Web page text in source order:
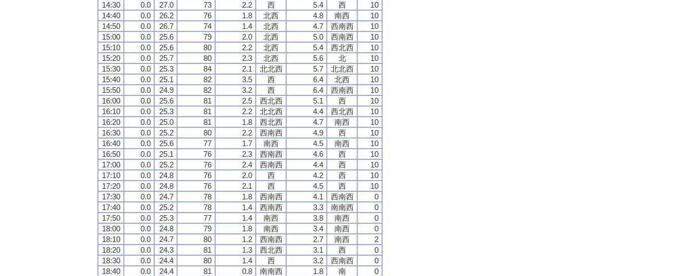
14:30
0.0 27.0 73 2.2 西 5.4 西
10
14:40
0.0 26.2 76 1.8 北西 4.8 南西
10
14:50
0.0 26.7 74 1.4 北西 4.7 西南西
10
15:00
0.0 25.6 79 2.0 北西 5.0 西南西
10
15:10
0.0 25.6 80 2.2 北西 5.4 西北西
10
15:20
0.0 25.7 80 2.3 北西 5.6 北
10
15:30
0.0 25.3 84 2.1 北北西 5.7 北北西
10
15:40
0.0 25.1 82 3.5 西 6.4 北西
10
15:50
0.0 24.9 82 3.2 西 6.4 西南西
10
16:00
0.0 25.6 81 2.5 西北西 5.1 西
10
16:10
0.0 25.3 81 2.2 北北西 4.4 西北西
10
16:20
0.0 25.0 81 1.8 西北西 4.7 南西
10
16:30
0.0 25.2 80 2.2 西南西 4.9 西
10
16:40
0.0 25.6 77 1.7 南西 4.5 南西
10
16:50
0.0 25.1 76 2.3 西南西 4.6 西
10
17:00
0.0 25.2 76 2.4 西南西 4.4 西
10
17:10
0.0 24.8 76 2.0 西 4.2 西
10
17:20
0.0 24.8 76 2.1 西 4.5 西
10
17:30
0.0 24.7 78 1.8 西南西 4.1 西南西
0
17:40
0.0 25.2 78 1.4 西南西 3.3 南南西
0
17:50
0.0 25.3 77 1.4 南西 3.8 南西
0
18:00
0.0 24.8 79 1.8 南西 3.4 南西
0
18:10
0.0 24.7 80 1.2 西南西 2.7 南西
2
18:20
0.0 24.3 81 1.3 西北西 3.1 西
0
18:30
0.0 24.4 80 1.4 西 3.2 西南西
0
18:40
0.0 24.4 81 0.8 南南西 1.8 南
0